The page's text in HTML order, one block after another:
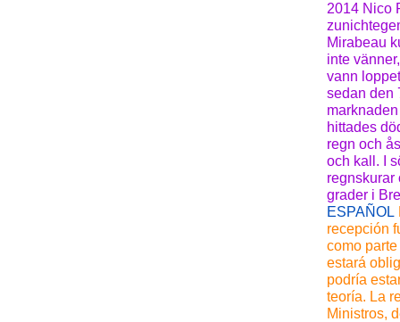
2014 Nico
Mirabeau
inte
vann
sedan den
hittades
regn och
och kall. I
regnskurar
grader i
ESPAÑOL
recepción
como
estará
podría
teoría. La
Ministros,